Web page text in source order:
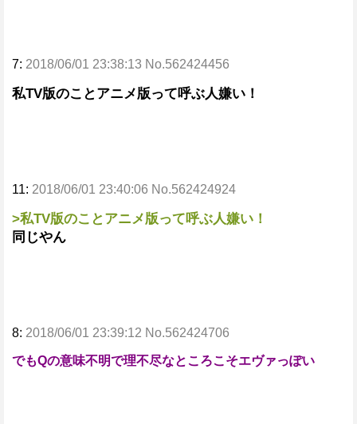
7: 2018/06/01 23:38:13 No.562424456
私TV版のことアニメ版って呼ぶ人嫌い！
11: 2018/06/01 23:40:06 No.562424924
>私TV版のことアニメ版って呼ぶ人嫌い！
同じやん
8: 2018/06/01 23:39:12 No.562424706
でもQの意味不明で理不尽なところこそエヴァっぽい